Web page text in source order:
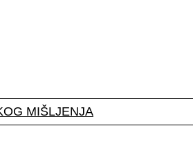
MIŠLJENJA